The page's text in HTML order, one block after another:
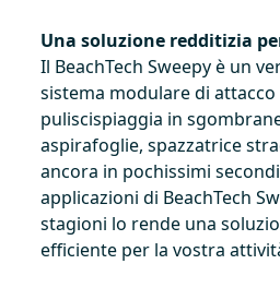
Una soluzione redditizia
Il BeachTech Sweepy è un
sistema modulare di
puliscispiaggia in
aspirafoglie, spazzatrice
ancora in pochissimi
applicazioni di BeachTech
stagioni lo rende una
efficiente per la vostra